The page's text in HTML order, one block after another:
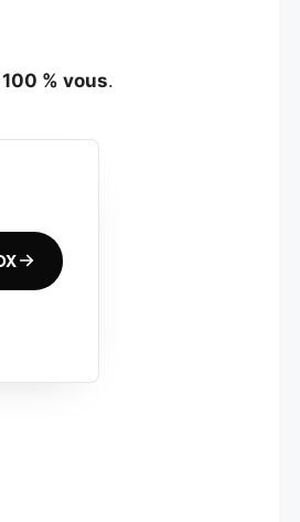
100 % vous.